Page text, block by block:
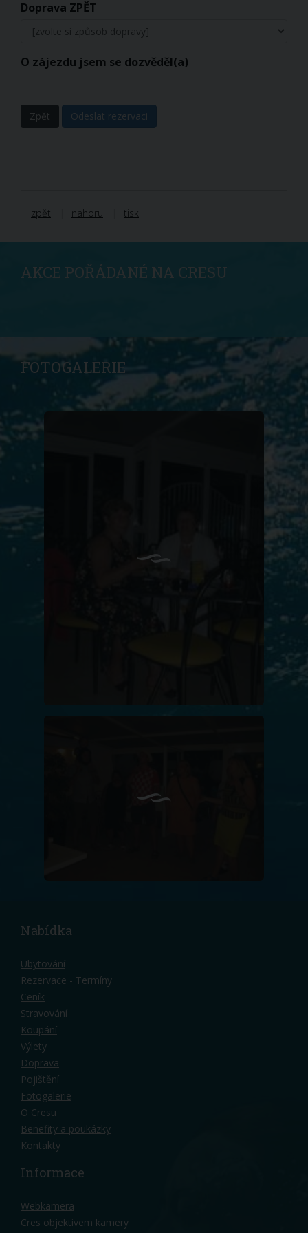
Doprava ZPĚT
O zájezdu jsem se dozvěděl(a)
Zpět Odeslat rezervaci
zpět nahoru tisk
AKCE POŘÁDANÉ NA CRESU
FOTOGALERIE
Nabídka
Ubytování
Rezervace - Termíny
Ceník
Stravování
Koupání
Výlety
Doprava
Pojištění
Fotogalerie
O Cresu
Benefity a poukázky
Kontakty
Informace
Webkamera
Cres objektivem kamery